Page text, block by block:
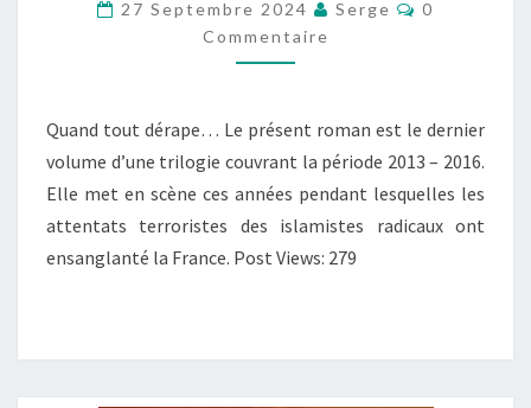
À
COUPS
DE
27 Septembre 2024 Serge
0
Commentaire
Quand tout dérape… Le présent roman est le dernier
volume d’une trilogie couvrant la période 2013 – 2016.
Elle met en scène ces années pendant lesquelles les
attentats terroristes des islamistes radicaux ont
ensanglanté la France. Post Views: 279